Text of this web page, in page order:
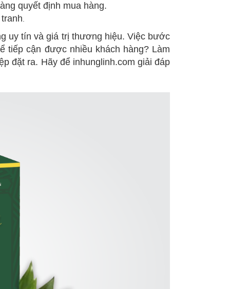
quyết định mua hàng.
uy tín và giá trị thương hiệu. Việc bước
tiếp cận được nhiều khách hàng? Làm
đặt ra. Hãy để inhunglinh.com giải đáp